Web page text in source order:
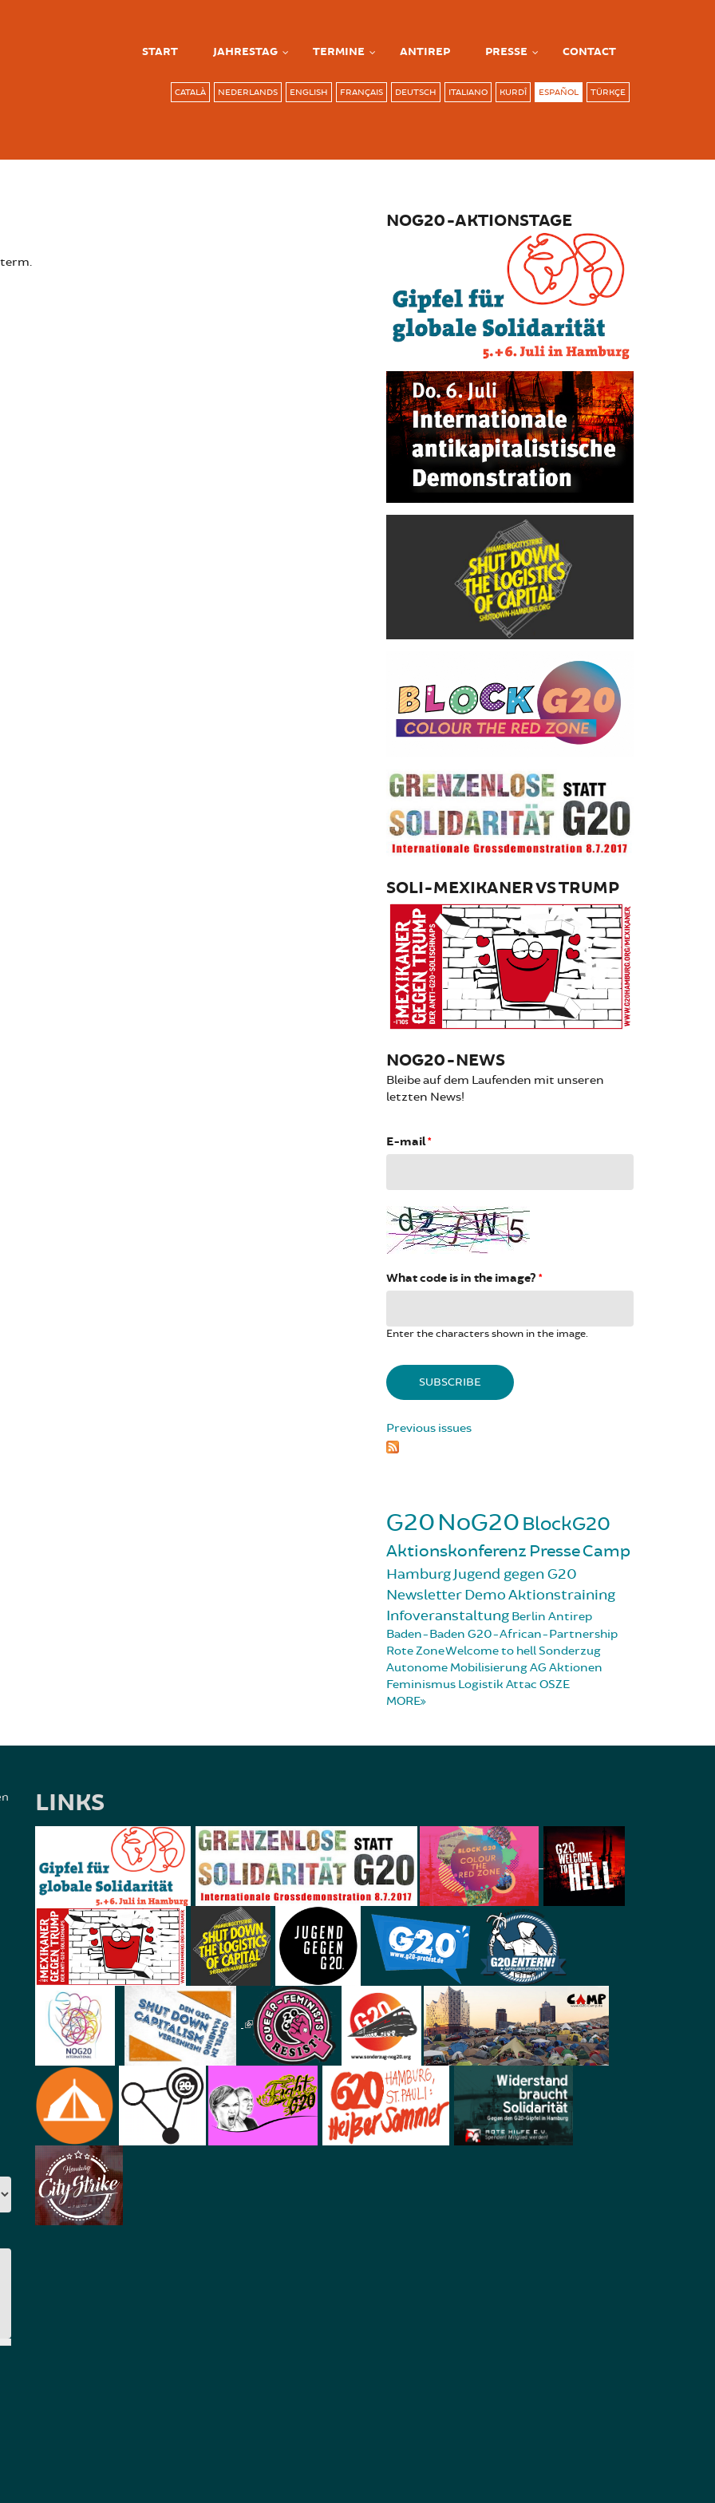
START JAHRESTAG TERMINE ANTIREP PRESSE CONTACT
CATALÀ NEDERLANDS ENGLISH FRANÇAIS DEUTSCH ITALIANO KURDÎ ESPAÑOL TÜRKÇE
NOG20-AKTIONSTAGE
SOLI-MEXIKANER VS TRUMP
NOG20-NEWS
Bleibe auf dem Laufenden mit unseren
letzten News!
E-mail*
What code is in the image? *
Enter the characters shown in the image.
Previous issues
G20NoG20 BlockG20
Aktionskonferenz PresseCamp
HamburgJugend gegen G20
NewsletterDemoAktionstraining
Infoveranstaltung Berlin Antirep
Baden-Baden G20-African-Partnership
Rote ZoneWelcome to hellSonderzug
Autonome MobilisierungAG Aktionen
Feminismus Logistik Attac OSZE
MORE
LINKS